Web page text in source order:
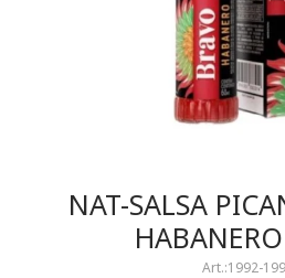
NAT-SALSA
1992-